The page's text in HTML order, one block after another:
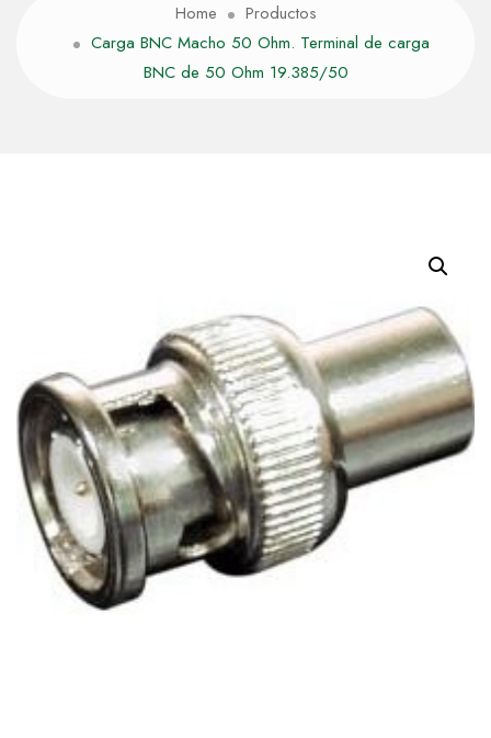
Home
Productos
Carga BNC Macho 50 Ohm. Terminal de carga
BNC de 50 Ohm 19.385/50